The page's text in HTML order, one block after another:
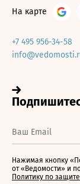
На карте
+7 495 956-34-58
Нажимая кнопку
от «Ведомости» и
Политику по